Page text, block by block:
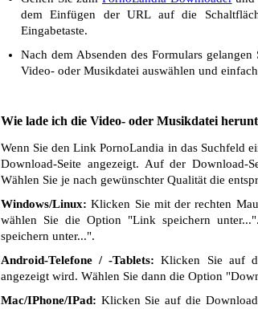
dem Einfügen der URL auf die
Eingabetaste.
Nach dem Absenden des Formulars
Video- oder Musikdatei auswählen und
Wie lade ich die Video- oder Musikdatei
Wenn Sie den Link PornoLandia in das Suchfeld
Download-Seite angezeigt. Auf der Download-
Wählen Sie je nach gewünschter Qualität die
Windows/Linux: Klicken Sie mit der rechten
wählen Sie die Option "Link speichern
speichern unter...".
Android-Telefone / -Tablets: Klicken Sie auf
angezeigt wird. Wählen Sie dann die Option
Mac/IPhone/IPad: Klicken Sie auf die